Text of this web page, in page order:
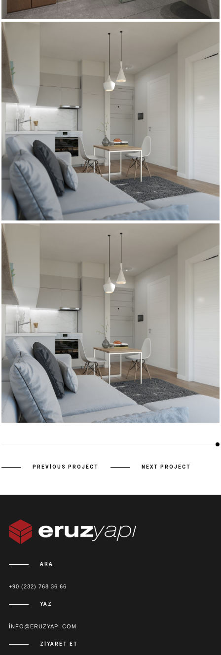
PREVIOUS PROJECT NEXT PROJECT
ARA
+90 (232) 768 36 66
YAZ
INFO@ERUZYAPI.COM
ZIYARET ET